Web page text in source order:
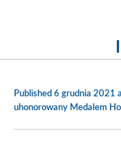
Published 6 grudnia 2021
uhonorowany Medalem